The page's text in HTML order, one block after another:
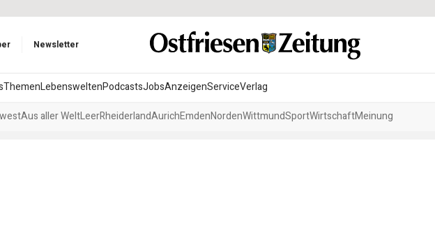
Newsletter
ThemenLebensweltenPodcastsJobsAnzeigenServiceVerlag
Aus aller WeltLeerRheiderlandAurichEmdenNordenWittmundSportWirtschaftMeinung